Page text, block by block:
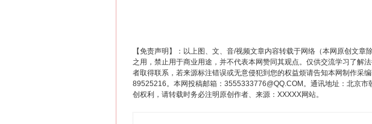
【免责声明】：以上图、文、音/视频文章内容转载于网络（本网原创文
之用，禁止用于商业用途，并不代表本网赞同其观点。仅供交流学习了解
者取得联系，若来源标注错误或无意侵犯到您的权益烦请告知本网制作
89525216。本网投稿邮箱：3555333776@QQ.COM。通讯地址：北京
创权利，请转载时务必注明原创作者、来源：XXXXX网站。